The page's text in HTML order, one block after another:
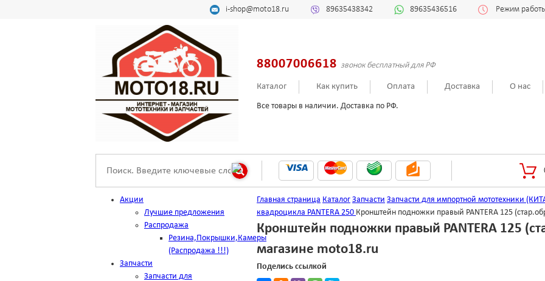
i-shop@moto18.ru 89635438342 89635436516 Режим
88007006618 звонок бесплатный для РФ
Каталог Как купить Оплата Доставка О нас
Все товары в наличии. Доставка по РФ.
Акции
Лучшие предложения
Распродажа
Резина,Покрышки,Камеры
(Распродажа !!!)
Запчасти
Запчасти для
Главная страница Каталог Запчасти Запчасти для импортной мототехники
квадроцикла PANTERA 250 Кронштейн подножки правый PANTERA 125
Кронштейн подножки правый PANTERA 125
магазине moto18.ru
Поделись ссылкой